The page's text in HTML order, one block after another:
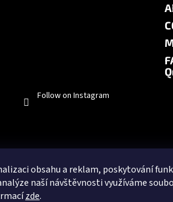
obsahu a reklam, poskytování
naší návštěvnosti využíváme
zde.
Follow on Instagram